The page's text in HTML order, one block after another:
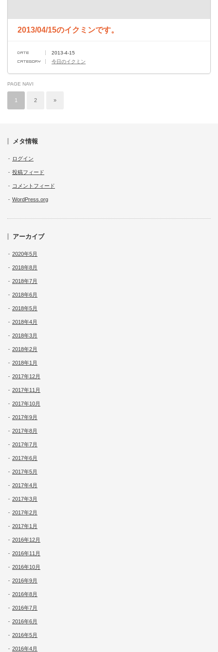
2013/04/15のイクミンです。
2013-4-15
今日のイクミン
PAGE NAVI
1 2 »
メタ情報
ログイン
投稿フィード
コメントフィード
WordPress.org
アーカイブ
2020年5月
2018年8月
2018年7月
2018年6月
2018年5月
2018年4月
2018年3月
2018年2月
2018年1月
2017年12月
2017年11月
2017年10月
2017年9月
2017年8月
2017年7月
2017年6月
2017年5月
2017年4月
2017年3月
2017年2月
2017年1月
2016年12月
2016年11月
2016年10月
2016年9月
2016年8月
2016年7月
2016年6月
2016年5月
2016年4月